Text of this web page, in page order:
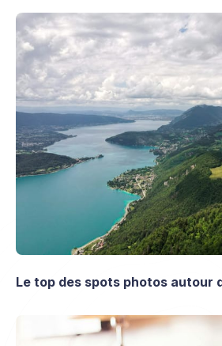
Le top des spots photos autour